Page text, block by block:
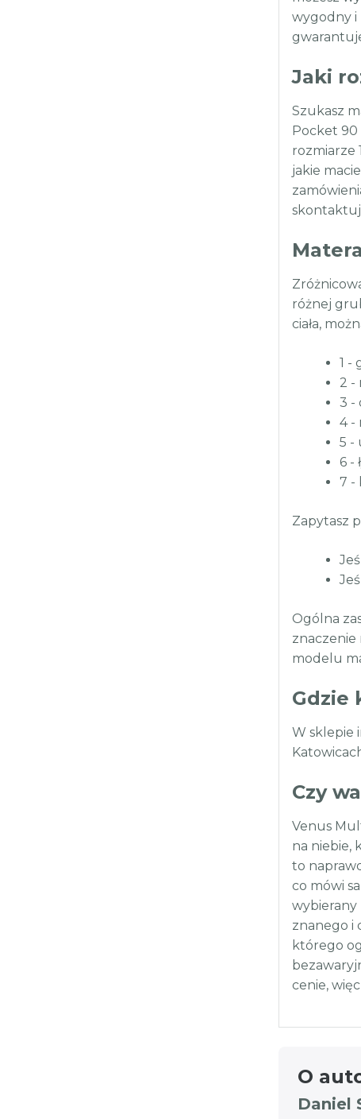
wygodny i
Jaki
Szukasz
Pocket 90
rozmiarze
jakie
skontaktuj
różnej
ciała,
1 -
2 -
3 -
4 -
5 -
6 -
7 -
Zapytasz
Ogólna
znaczenie
modelu
Gdzie
W sklepie
Czy
Venus
na niebie,
to
co mówi
wybierany
znanego i
którego
cenie,
O
Daniel